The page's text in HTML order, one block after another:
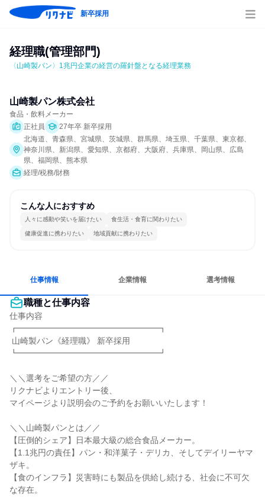
新卒採用
経理職(管理部門)
〈山崎製パン〉1兆円企業の経営の羅針盤となる経理業務
山崎製パン株式会社
食品・飲料メーカー
正社員
27年卒 新卒採用
北海道、青森県、宮城県、茨城県、群馬県、埼玉県、千葉県、東京都、
神奈川県、新潟県、愛知県、京都府、大阪府、兵庫県、岡山県、広島
県、福岡県、熊本県
経理/税務/財務
こんな人におすすめ
人々に感動や笑いを届けたい 食生活・食育に関わりたい
健康促進に携わりたい 地域貢献に携わりたい
仕事情報 企業情報 選考情報
職種と仕事内容
仕事内容
┏━━━━━━━━━━━━━━━━━┓
┗━━━━━━━━━━━━━━━━━┛
＼＼選考をご希望の方／／
リクナビよりエントリー後、
マイページより説明会のご予約をお願いいたします！
＼＼山崎製パンとは／／
【圧倒的シェア】日本最大級の総合食品メーカー。
【1.1兆円の責任】パン・和洋菓子・デリカ、そしてデイリーヤマ
ザキ。
【食のインフラ】災害時にも製品を供給し続ける、社会に不可欠
な存在。